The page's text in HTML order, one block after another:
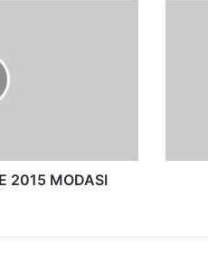
2015 MODASI